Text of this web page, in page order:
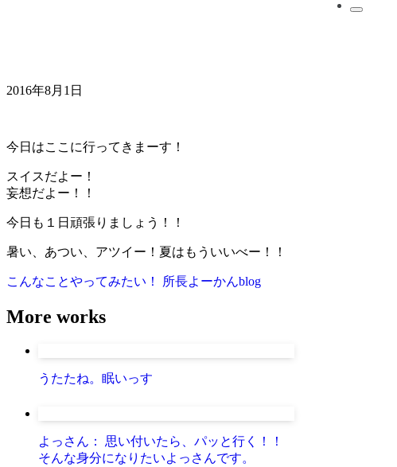
2016年8月1日
今日はここに行ってきまーす！
スイスだよー！
妄想だよー！！
今日も１日頑張りましょう！！
暑い、あつい、アツイー！夏はもういいべー！！
こんなことやってみたい！ 所長よーかんblog
More works
うたたね。眠いっす
よっさん： 思い付いたら、パッと行く！！
そんな身分になりたいよっさんです。